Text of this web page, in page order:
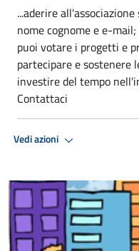
...aderire
nome cognome e e-
puoi votare i progetti e
partecipare e sostenere
investire del tempo
Contattaci
Vedi azioni